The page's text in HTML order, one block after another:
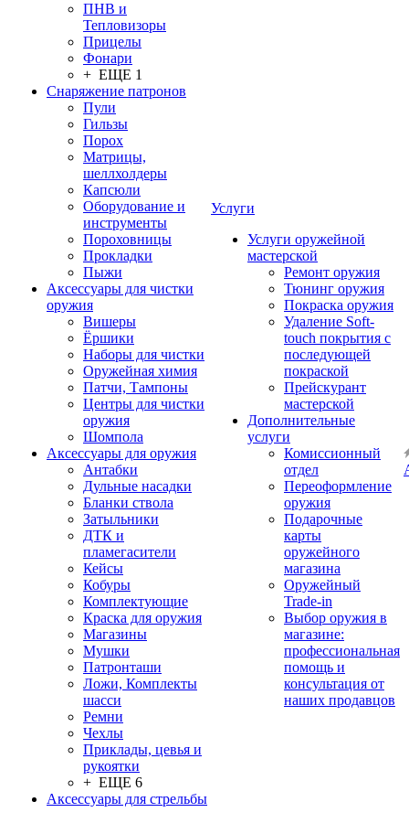
ПНВ и
Тепловизоры
Прицелы
Фонари
+ ЕЩЕ 1
Снаряжение патронов
Пули
Гильзы
Порох
Матрицы,
шеллхолдеры
Капсюли
Оборудование и
инструменты
Пороховницы
Прокладки
Пыжи
Аксессуары для чистки
оружия
Вишеры
Ёршики
Наборы для чистки
Оружейная химия
Патчи, Тампоны
Центры для чистки
оружия
Шомпола
Аксессуары для оружия
Антабки
Дульные насадки
Бланки ствола
Затыльники
ДТК и
пламегасители
Кейсы
Кобуры
Комплектующие
Краска для оружия
Магазины
Мушки
Патронташи
Ложи, Комплекты
шасси
Ремни
Чехлы
Приклады, цевья и
рукоятки
+ ЕЩЕ 6
Аксессуары для стрельбы
Услуги
Услуги оружейной
мастерской
Ремонт оружия
Тюнинг оружия
Покраска оружия
Удаление Soft-
touch покрытия с
последующей
покраской
Прейскурант
мастерской
Дополнительные
услуги
Комиссионный
отдел
Переоформление
оружия
Подарочные
карты
оружейного
магазина
Оружейный
Trade-in
Выбор оружия в
магазине:
профессиональная
помощь и
консультация от
наших продавцов